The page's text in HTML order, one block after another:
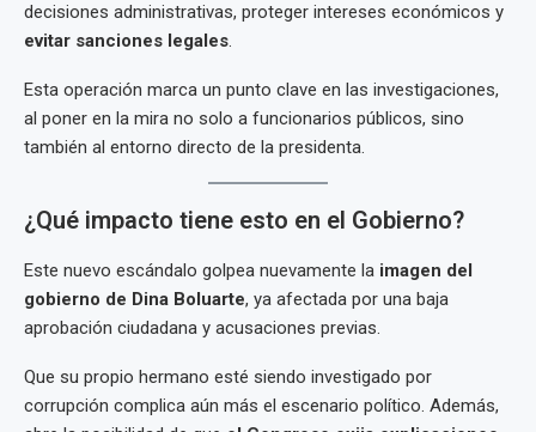
decisiones administrativas, proteger intereses económicos y
evitar sanciones legales.
Esta operación marca un punto clave en las investigaciones,
al poner en la mira no solo a funcionarios públicos, sino
también al entorno directo de la presidenta.
¿Qué impacto tiene esto en el Gobierno?
Este nuevo escándalo golpea nuevamente la imagen del
gobierno de Dina Boluarte, ya afectada por una baja
aprobación ciudadana y acusaciones previas.
Que su propio hermano esté siendo investigado por
corrupción complica aún más el escenario político. Además,